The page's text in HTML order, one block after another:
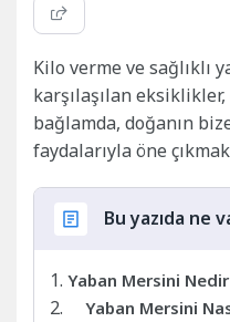
Kilo verme ve sağlıklı
karşılaşılan
bağlamda, doğanın
faydalarıyla öne
Bu yazıda ne
Yaban Mersini
Yaban Mersini